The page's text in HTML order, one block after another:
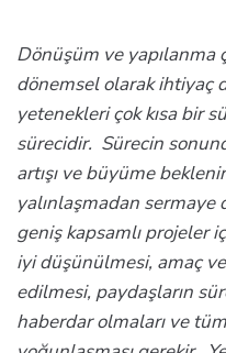
Dönüşüm ve yapılanma
dönemsel olarak ihtiyaç
yetenekleri çok kısa bir
sürecidir. Sürecin
artışı ve büyüme
yalınlaşmadan
geniş kapsamlı projeler
iyi düşünülmesi, amaç
edilmesi, paydaşların
haberdar olmaları ve